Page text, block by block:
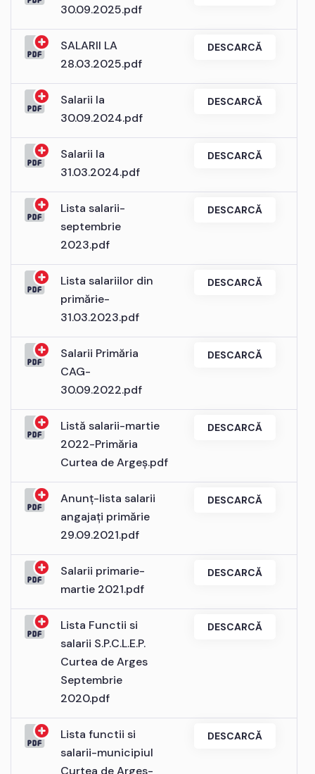
30.09.2025.pdf
SALARII LA
28.03.2025.pdf
DESCARCĂ
Salarii la
30.09.2024.pdf
DESCARCĂ
Salarii la
31.03.2024.pdf
DESCARCĂ
Lista salarii-
septembrie
2023.pdf
DESCARCĂ
Lista salariilor din
primărie-
31.03.2023.pdf
DESCARCĂ
Salarii Primăria
CAG-
30.09.2022.pdf
DESCARCĂ
Listă salarii-martie
2022-Primăria
Curtea de Argeș.pdf
DESCARCĂ
Anunț-lista salarii
angajați primărie
29.09.2021.pdf
DESCARCĂ
Salarii primarie-
martie 2021.pdf
DESCARCĂ
Lista Functii si
salarii S.P.C.L.E.P.
Curtea de Arges
Septembrie
2020.pdf
DESCARCĂ
Lista functii si
salarii-municipiul
Curtea de Arges-
DESCARCĂ